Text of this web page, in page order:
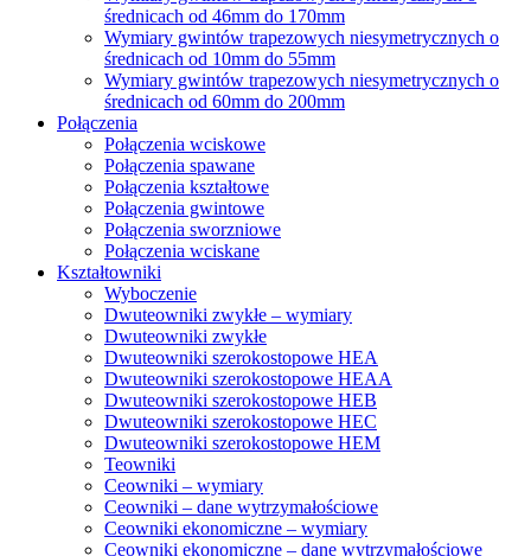
średnicach od 46mm do 170mm
Wymiary gwintów trapezowych niesymetrycznych o
średnicach od 10mm do 55mm
Wymiary gwintów trapezowych niesymetrycznych o
średnicach od 60mm do 200mm
Połączenia
Połączenia wciskowe
Połączenia spawane
Połączenia kształtowe
Połączenia gwintowe
Połączenia sworzniowe
Połączenia wciskane
Kształtowniki
Wyboczenie
Dwuteowniki zwykłe – wymiary
Dwuteowniki zwykłe
Dwuteowniki szerokostopowe HEA
Dwuteowniki szerokostopowe HEAA
Dwuteowniki szerokostopowe HEB
Dwuteowniki szerokostopowe HEC
Dwuteowniki szerokostopowe HEM
Teowniki
Ceowniki – wymiary
Ceowniki – dane wytrzymałościowe
Ceowniki ekonomiczne – wymiary
Ceowniki ekonomiczne – dane wytrzymałościowe